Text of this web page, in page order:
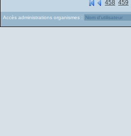
458 459
Accès administrations organismes :